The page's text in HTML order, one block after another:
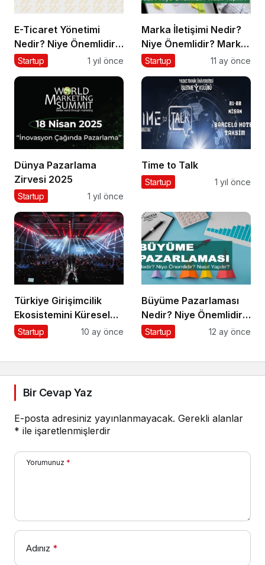
E-Ticaret Yönetimi
Nedir? Niye Önemlidir?
E-Ticaret Yönetimi
Startup 1 yıl önce
Marka İletişimi Nedir?
Niye Önemlidir? Marka
İletişimi Nasıl Yapılır?
Startup 11 ay önce
Dünya Pazarlama
Zirvesi 2025
Startup 1 yıl önce
Time to Talk
Startup 1 yıl önce
Türkiye Girişimcilik
Ekosistemini Küresel
Sahneye Taşıyan
Startup 10 ay önce
Büyüme Pazarlaması
Nedir? Niye Önemlidir?
Growht Marketıng Nasıl
Startup 12 ay önce
Bir Cevap Yaz
E-posta adresiniz yayınlanmayacak. Gerekli alanlar
* ile işaretlenmişlerdir
Yorumunuz *
Adınız *